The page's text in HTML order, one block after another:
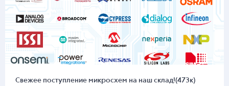
Свежее поступление микросхем на наш склад!(473к)